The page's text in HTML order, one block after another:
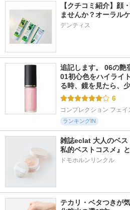
【クチコミ紹介】顔
ませんか？オーラル
デンティス
追記します。 06の艶
01初心色をハイライ
る時、鏡を見たら、
6
コンプレクション フェイ
ランキングIN
雑誌eclat 大人のベス
私的ベストコスメ』
ドモホルンリンクル
テカリ・ベタつきが